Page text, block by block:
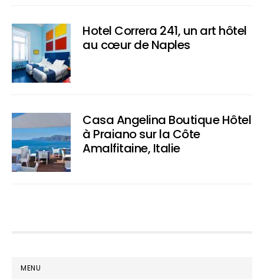
Hotel Correra 241, un art hôtel
au cœur de Naples
Casa Angelina Boutique Hôtel
à Praiano sur la Côte
Amalfitaine, Italie
FOOTER
MENU